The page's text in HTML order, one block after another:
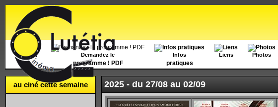
Accueil Demandez le
programme ! PDF
Infos
pratiques
Liens Photos
au ciné cette semaine 2025 - du 27/08 au 02/09